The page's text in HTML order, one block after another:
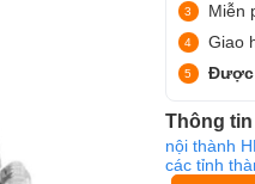
Miễn
Giao
Được
Thông
nội thành
các tỉnh